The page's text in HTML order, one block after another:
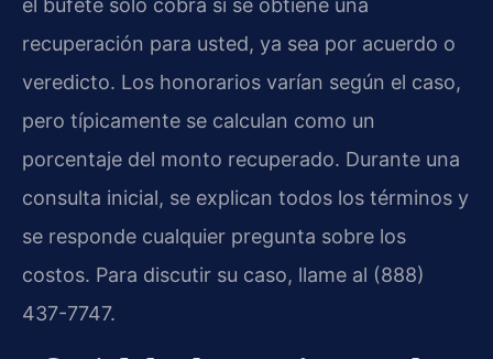
el bufete solo cobra si se obtiene una
recuperación para usted, ya sea por acuerdo o
veredicto. Los honorarios varían según el caso,
pero típicamente se calculan como un
porcentaje del monto recuperado. Durante una
consulta inicial, se explican todos los términos y
se responde cualquier pregunta sobre los
costos. Para discutir su caso, llame al (888)
437-7747.